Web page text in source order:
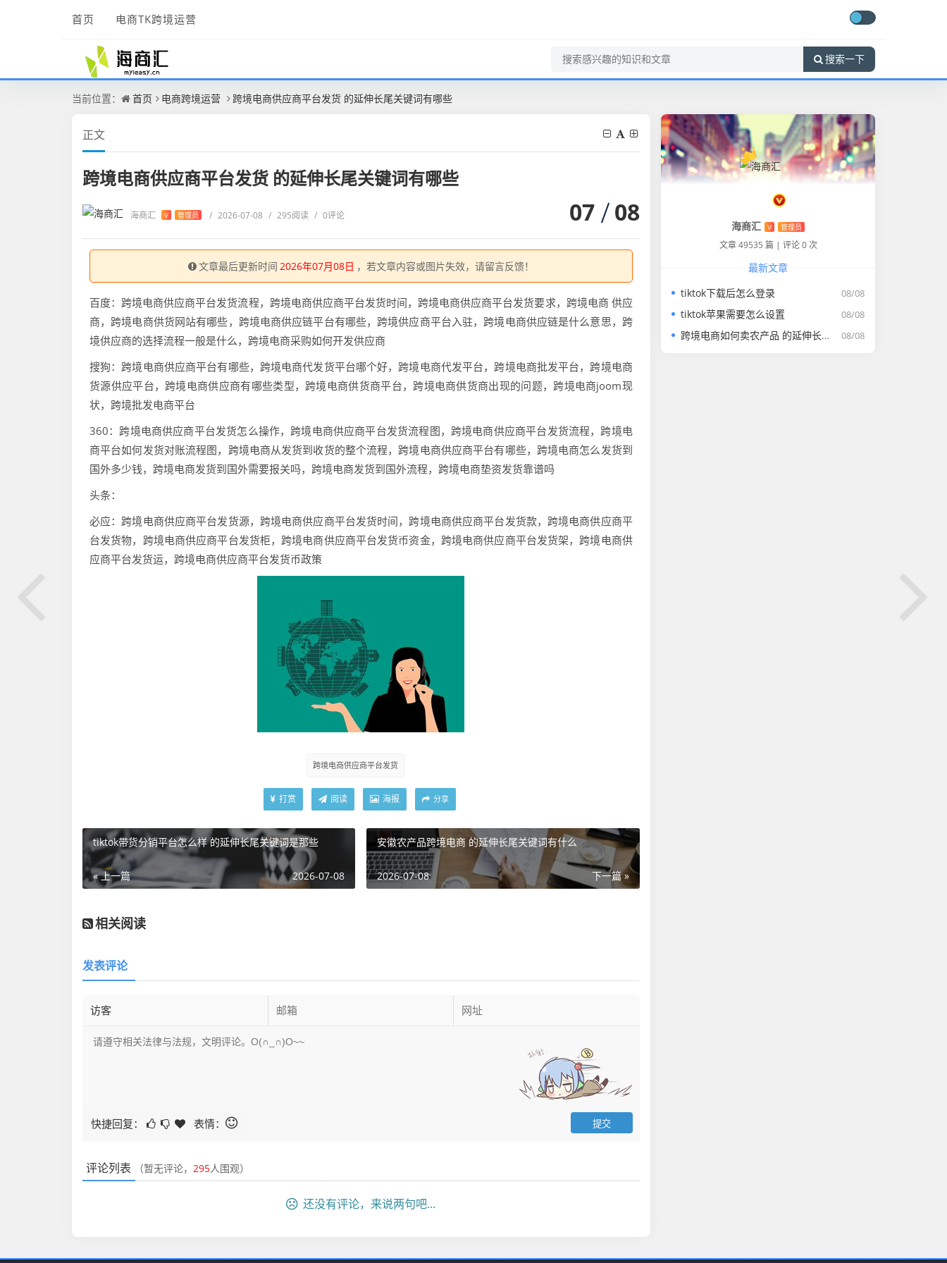
首页 电商TK跨境运营
搜索一下
当前位置： 首页 电商跨境运营 跨境电商供应商平台发货 的延伸长尾关键词有哪些
正文
跨境电商供应商平台发货 的延伸长尾关键词有哪些
海商汇 V 管理员 / 2026-07-08 / 295阅读 / 0评论 07 08
文章最后更新时间 2026年07月08日 ，若文章内容或图片失效，请留言反馈！
百度：跨境电商供应商平台发货流程，跨境电商供应商平台发货时间，跨境电商供应商平台发货要求，跨境电商 供应
商，跨境电商供货网站有哪些，跨境电商供应链平台有哪些，跨境供应商平台入驻，跨境电商供应链是什么意思，跨
境供应商的选择流程一般是什么，跨境电商采购如何开发供应商
搜狗：跨境电商供应商平台有哪些，跨境电商代发货平台哪个好，跨境电商代发平台，跨境电商批发平台，跨境电商
货源供应平台，跨境电商供应商有哪些类型，跨境电商供货商平台，跨境电商供货商出现的问题，跨境电商joom现
状，跨境批发电商平台
360：跨境电商供应商平台发货怎么操作，跨境电商供应商平台发货流程图，跨境电商供应商平台发货流程，跨境电
商平台如何发货对账流程图，跨境电商从发货到收货的整个流程，跨境电商供应商平台有哪些，跨境电商怎么发货到
国外多少钱，跨境电商发货到国外需要报关吗，跨境电商发货到国外流程，跨境电商垫资发货靠谱吗
头条：
必应：跨境电商供应商平台发货源，跨境电商供应商平台发货时间，跨境电商供应商平台发货款，跨境电商供应商平
台发货物，跨境电商供应商平台发货柜，跨境电商供应商平台发货币资金，跨境电商供应商平台发货架，跨境电商供
应商平台发货运，跨境电商供应商平台发货币政策
跨境电商供应商平台发货
打赏 阅读 海报 分享
tiktok带货分销平台怎么样 的延伸长尾关键词是那些
« 上一篇 2026-07-08
安徽农产品跨境电商 的延伸长尾关键词有什么
下一篇 »
2026-07-08
相关阅读
发表评论
快捷回复： 表情：
评论列表 （暂无评论， 295人围观）
还没有评论，来说两句吧...
海商汇 V 管理员
文章 49535 篇 | 评论 0 次
最新文章
08/08
tiktok下载后怎么登录
08/08
tiktok苹果需要怎么设置
08/08
跨境电商如何卖农产品 的延伸长尾关键词有什么